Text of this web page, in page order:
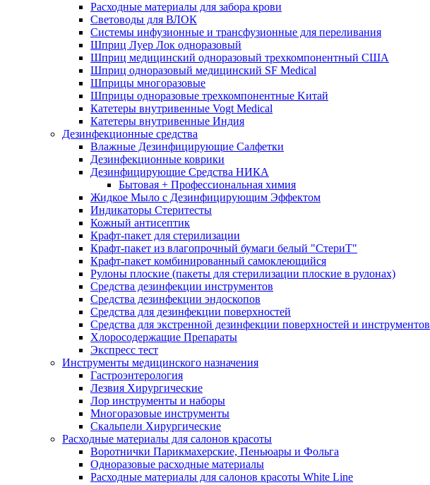
Расходные материалы для забора крови
Световоды для ВЛОК
Системы инфузионные и трансфузионные для переливания
Шприц Луер Лок одноразовый
Шприц медицинский одноразовый трехкомпонентный США
Шприц одноразовый медицинский SF Medical
Шприцы многоразовые
Шприцы одноразовые трехкомпонентные Kитай
Катетеры внутривенные Vogt Medical
Катетеры внутривенные Индия
Дезинфекционные средства
Влажные Дезинфицирующие Салфетки
Дезинфекционные коврики
Дезинфицирующие Средства НИКА
Бытовая + Профессиональная химия
Жидкое Мыло с Дезинфицирующим Эффектом
Индикаторы Стеритесты
Кожный антисептик
Крафт-пакет для стерилизации
Крафт-пакет из влагопрочный бумаги белый "СтериТ"
Крафт-пакет комбинированный самоклеющийся
Рулоны плоские (пакеты для стерилизации плоские в рулонах)
Средства дезинфекции инструментов
Средства дезинфекции эндоскопов
Средства для дезинфекции поверхностей
Средства для экстренной дезинфекции поверхностей и инструментов
Хлоросодержащие Препараты
Экспресс тест
Инструменты медицинского назначения
Гастроэнтерология
Лезвия Хирургические
Лор инструменты и наборы
Многоразовые инструменты
Скальпели Хирургические
Расходные материалы для салонов красоты
Воротнички Парикмахерские, Пеньюары и Фольга
Одноразовые расходные материалы
Расходные материалы для салонов красоты White Line